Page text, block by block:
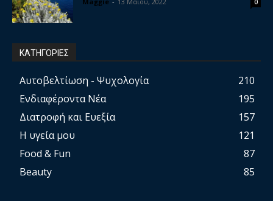
ΚΑΤΗΓΟΡΙΕΣ
Αυτοβελτίωση - Ψυχολογία
210
Ενδιαφέροντα Νέα
195
Διατροφή και Ευεξία
157
Η υγεία μου
121
Food & Fun
87
Beauty
85